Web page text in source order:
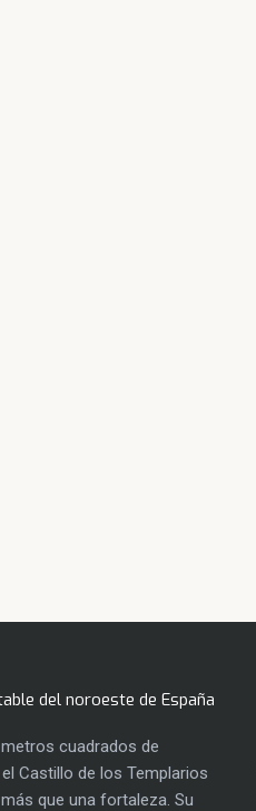
del noroeste de España
cuadrados de
Castillo de los Templarios
que una fortaleza. Su